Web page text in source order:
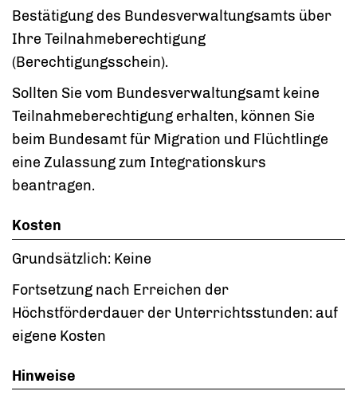
Bestätigung des Bundesverwaltungsamts über
Ihre Teilnahmeberechtigung
(Berechtigungsschein).
Sollten Sie vom Bundesverwaltungsamt keine
Teilnahmeberechtigung erhalten, können Sie
beim Bundesamt für Migration und Flüchtlinge
eine Zulassung zum Integrationskurs
beantragen.
Kosten
Grundsätzlich: Keine
Fortsetzung nach Erreichen der
Höchstförderdauer der Unterrichtsstunden: auf
eigene Kosten
Hinweise